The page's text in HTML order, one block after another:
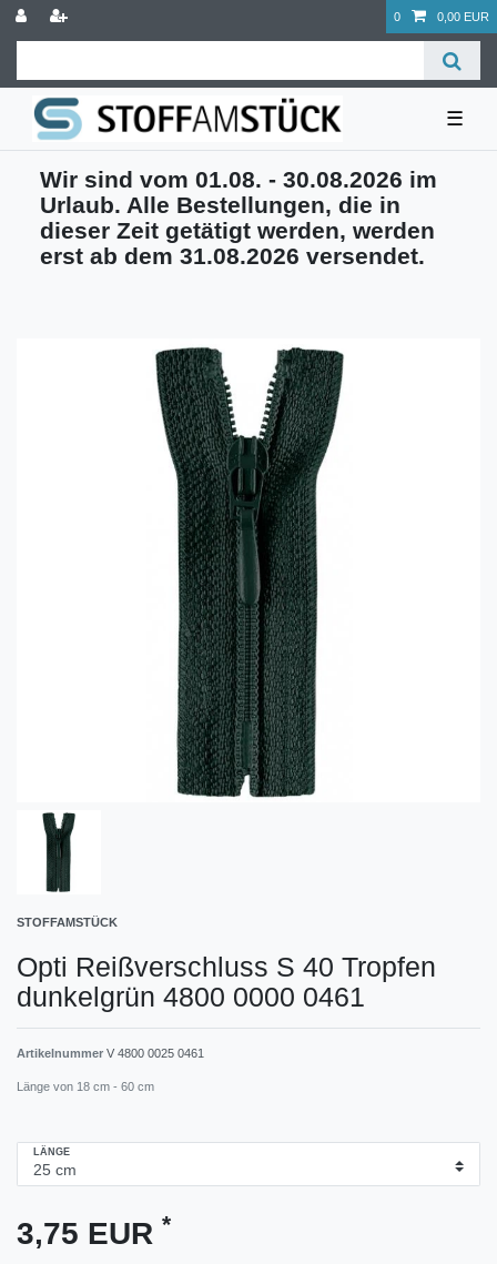
0 0,00 EUR
☰
Wir sind vom 01.08. - 30.08.2026 im
Urlaub. Alle Bestellungen, die in
dieser Zeit getätigt werden, werden
erst ab dem 31.08.2026 versendet.
STOFFAMSTÜCK
Opti Reißverschluss S 40 Tropfen
dunkelgrün 4800 0000 0461
Artikelnummer V 4800 0025 0461
Länge von 18 cm - 60 cm
LÄNGE
3,75 EUR *